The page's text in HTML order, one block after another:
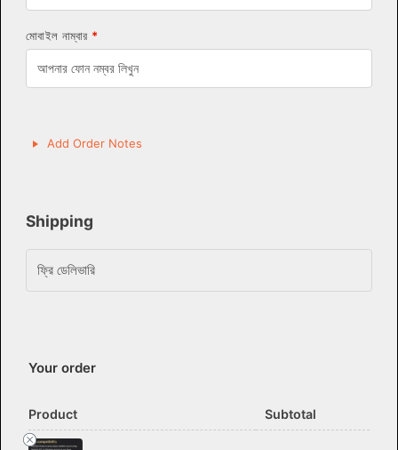
মোবাইল নাম্বার *
Add Order Notes
Shipping
ফ্রি ডেলিভারি
Your order
Product Subtotal